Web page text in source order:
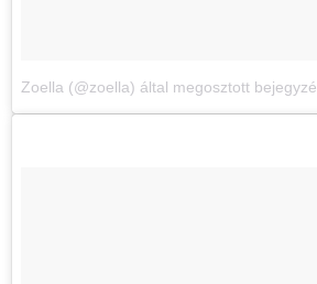
Zoella (@zoella) által megosztott